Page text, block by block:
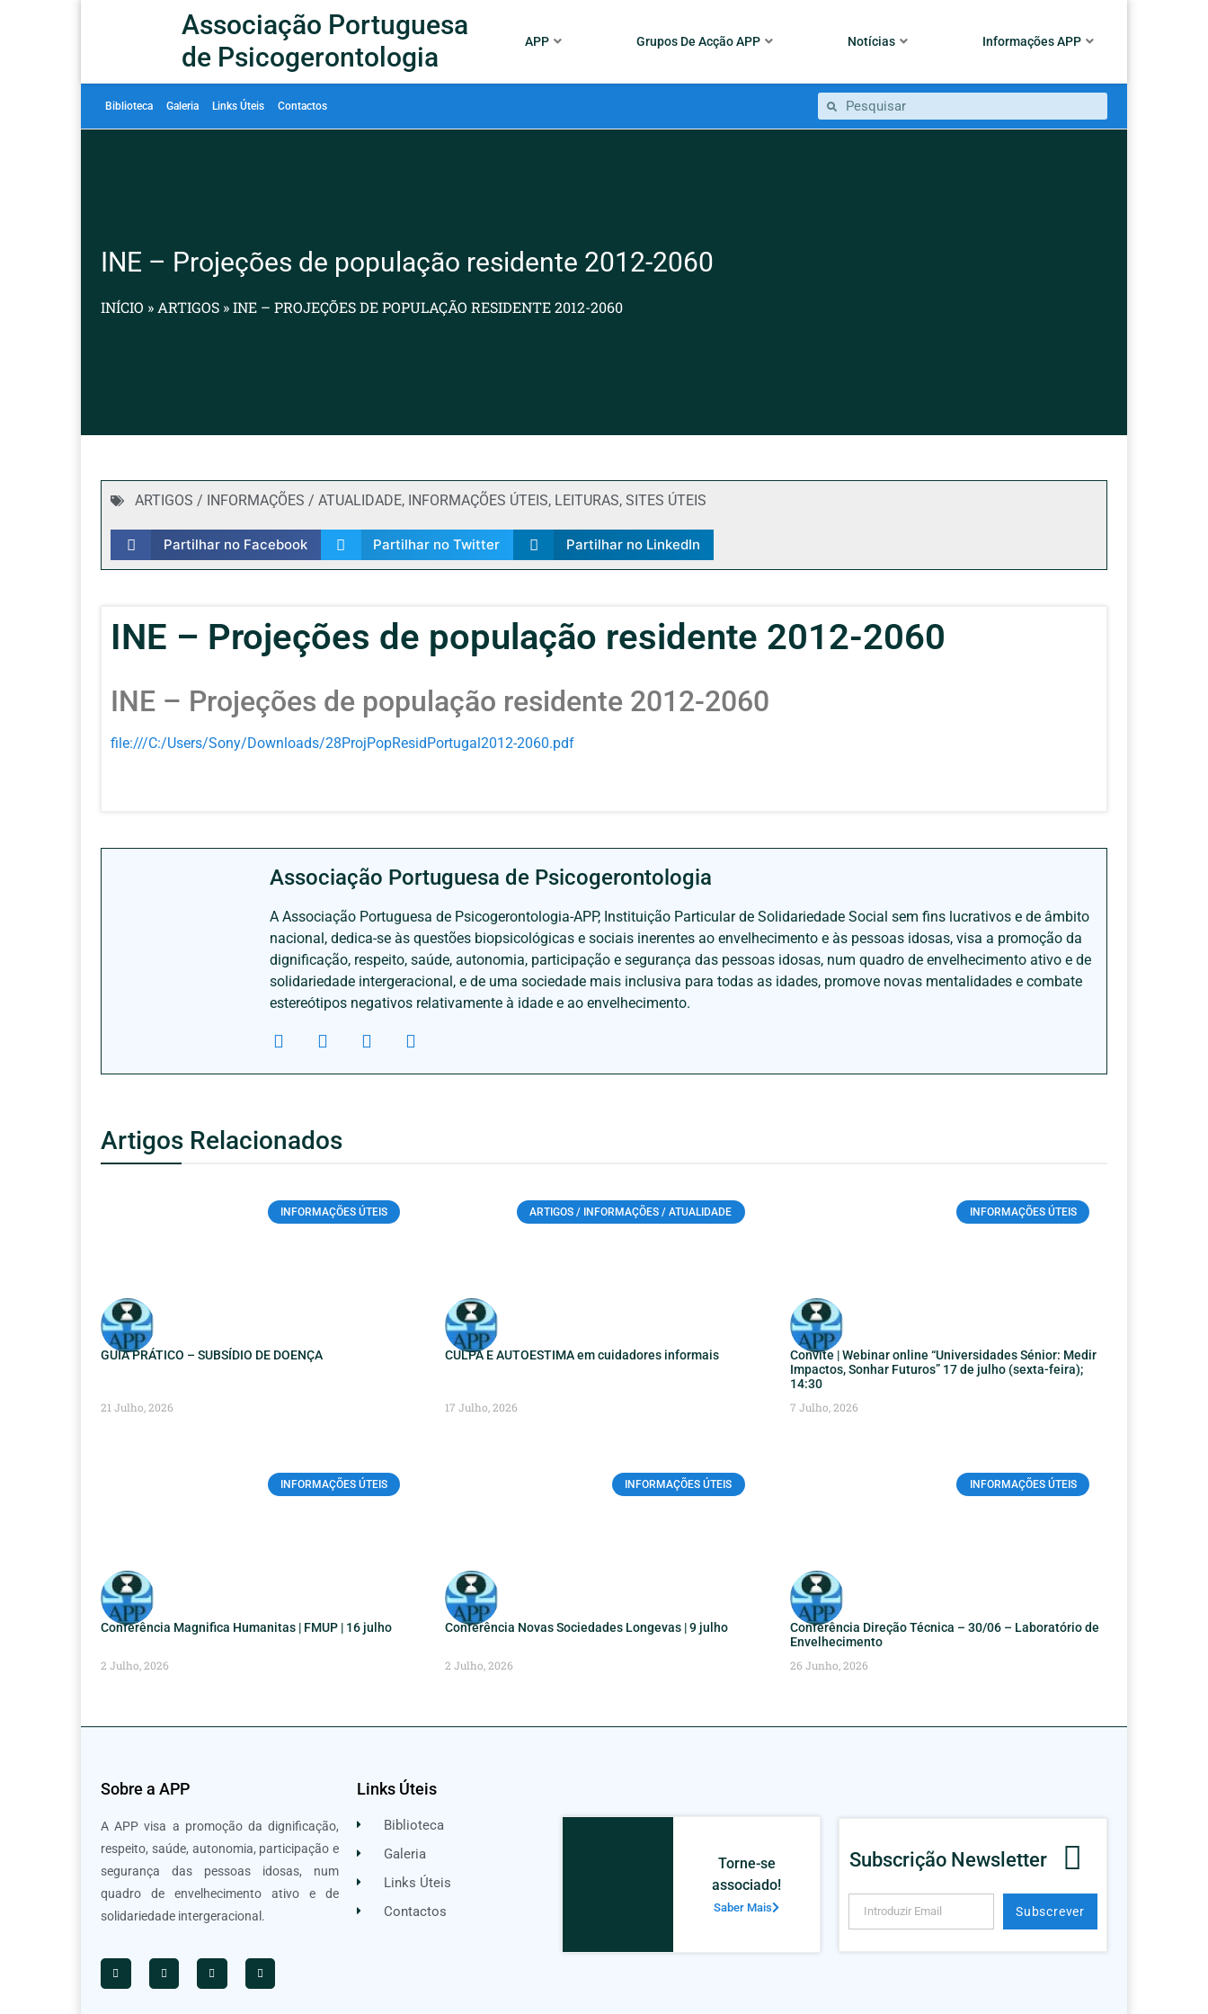
Associação Portuguesa
de Psicogerontologia
APP Grupos De Acção APP Notícias Informações APP
Biblioteca Galeria Links Úteis Contactos
INE – Projeções de população residente 2012-2060
INÍCIO » ARTIGOS »INE – PROJEÇÕES DE POPULAÇÃO RESIDENTE 2012-2060
ARTIGOS / INFORMAÇÕES / ATUALIDADE, INFORMAÇÕES ÚTEIS, LEITURAS, SITES ÚTEIS
Partilhar no Facebook Partilhar no Twitter Partilhar no LinkedIn
INE – Projeções de população residente 2012-2060
INE – Projeções de população residente 2012-2060
file:///C:/Users/Sony/Downloads/28ProjPopResidPortugal2012-2060.pdf
Associação Portuguesa de Psicogerontologia
A Associação Portuguesa de Psicogerontologia-APP, Instituição Particular de Solidariedade Social sem fins lucrativos e de âmbito
nacional, dedica-se às questões biopsicológicas e sociais inerentes ao envelhecimento e às pessoas idosas, visa a promoção da
dignificação, respeito, saúde, autonomia, participação e segurança das pessoas idosas, num quadro de envelhecimento ativo e de
solidariedade intergeracional, e de uma sociedade mais inclusiva para todas as idades, promove novas mentalidades e combate
estereótipos negativos relativamente à idade e ao envelhecimento.
Artigos Relacionados
INFORMAÇÕES ÚTEIS
GUIA PRÁTICO – SUBSÍDIO DE DOENÇA
21 Julho, 2026
ARTIGOS / INFORMAÇÕES / ATUALIDADE
CULPA E AUTOESTIMA em cuidadores informais
17 Julho, 2026
INFORMAÇÕES ÚTEIS
Convite | Webinar online “Universidades Sénior: Medir
Impactos, Sonhar Futuros” 17 de julho (sexta-feira);
14:30
7 Julho, 2026
INFORMAÇÕES ÚTEIS
Conferência Magnifica Humanitas | FMUP | 16 julho
2 Julho, 2026
INFORMAÇÕES ÚTEIS
Conferência Novas Sociedades Longevas | 9 julho
2 Julho, 2026
INFORMAÇÕES ÚTEIS
Conferência Direção Técnica – 30/06 – Laboratório de
Envelhecimento
26 Junho, 2026
Sobre a APP
A APP visa a promoção da dignificação,
respeito, saúde, autonomia, participação e
segurança das pessoas idosas, num
quadro de envelhecimento ativo e de
solidariedade intergeracional.
Links Úteis
Biblioteca
Galeria
Links Úteis
Contactos
Torne-se
associado!
Saber Mais
Subscrição Newsletter
Subscrever